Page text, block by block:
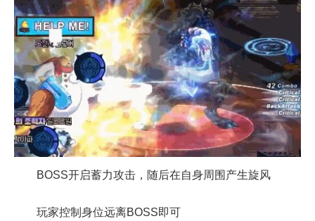
BOSS开启蓄力攻击，随后在自身周围产生旋风
玩家控制身位远离BOSS即可